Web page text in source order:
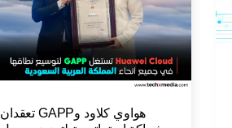
هواوي كلاود وGAPP تعقدان